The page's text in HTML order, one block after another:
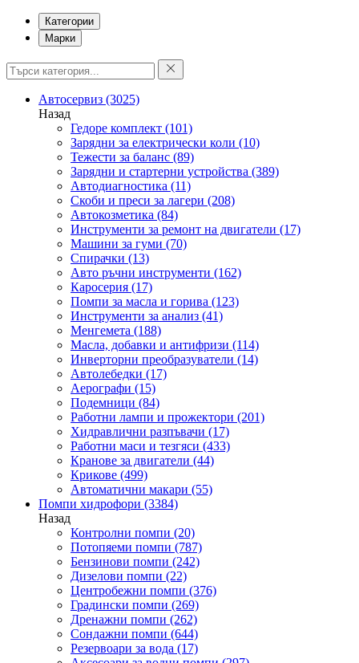
Категории
Марки
Автосервиз (3025)
Назад
Гедоре комплект (101)
Зарядни за електрически коли (10)
Тежести за баланс (89)
Зарядни и стартерни устройства (389)
Автодиагностика (11)
Скоби и преси за лагери (208)
Автокозметика (84)
Инструменти за ремонт на двигатели (17)
Машини за гуми (70)
Спирачки (13)
Авто ръчни инструменти (162)
Каросерия (17)
Помпи за масла и горива (123)
Инструменти за анализ (41)
Менгемета (188)
Масла, добавки и антифризи (114)
Инверторни преобразуватели (14)
Автолебедки (17)
Аерографи (15)
Подемници (84)
Работни лампи и прожектори (201)
Хидравлични разпъвачи (17)
Работни маси и тезгяси (433)
Кранове за двигатели (44)
Крикове (499)
Автоматични макари (55)
Помпи хидрофори (3384)
Назад
Контролни помпи (20)
Потопяеми помпи (787)
Бензинови помпи (242)
Дизелови помпи (22)
Центробежни помпи (376)
Градински помпи (269)
Дренажни помпи (262)
Сондажни помпи (644)
Резервоари за вода (17)